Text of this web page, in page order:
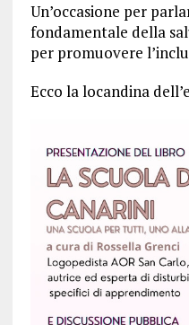
Un’occasione per
fondamentale della
per promuovere
Ecco la locandina